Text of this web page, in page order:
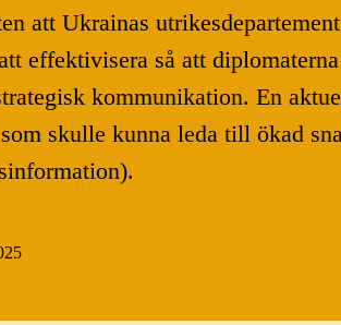
att Ukrainas
effektivisera så att
kommunikation. En
skulle kunna leda till ökad